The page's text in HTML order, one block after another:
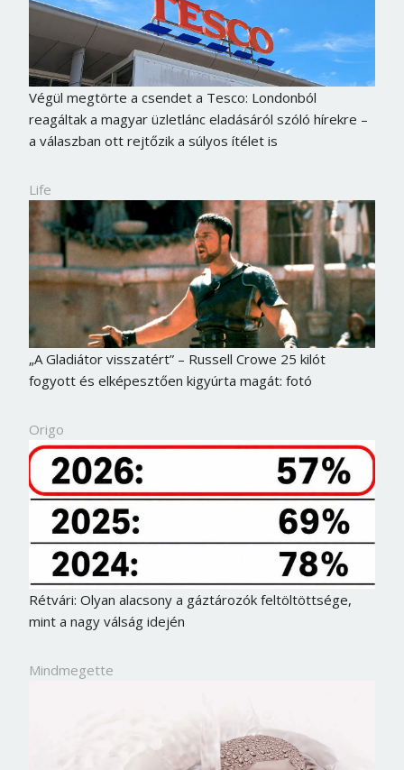
Végül megtörte a csendet a Tesco: Londonból
reagáltak a magyar üzletlánc eladásáról szóló hírekre –
a válaszban ott rejtőzik a súlyos ítélet is
Life
„A Gladiátor visszatért” – Russell Crowe 25 kilót
fogyott és elképesztően kigyúrta magát: fotó
Origo
Rétvári: Olyan alacsony a gáztározók feltöltöttsége,
mint a nagy válság idején
Mindmegette